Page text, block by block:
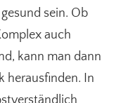
sein. Ob
auch
kann man dann
herausfinden. In